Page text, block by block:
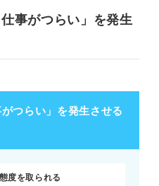
事がつらい」を発生
つらい」を発生させる
度を取られる